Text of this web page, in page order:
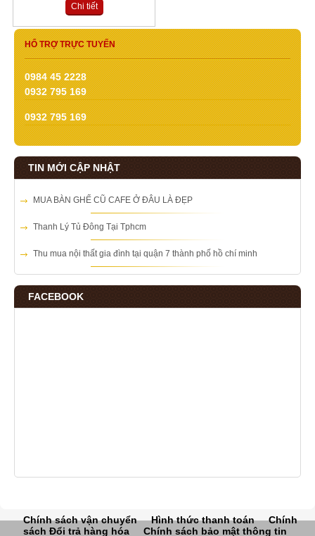
Chi tiết
HỔ TRỢ TRỰC TUYẾN
0984 45 2228
0932 795 169
0932 795 169
TIN MỚI CẬP NHẬT
MUA BÀN GHẾ CŨ CAFE Ở ĐÂU LÀ ĐẸP
Thanh Lý Tủ Đông Tại Tphcm
Thu mua nội thất gia đình tại quận 7 thành phố hồ chí minh
FACEBOOK
Chính sách vận chuyển Hình thức thanh toán
Chính
sách Đổi trả hàng hóa
Chính sách bảo mật thông tin